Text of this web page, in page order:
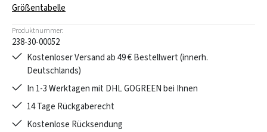
Größentabelle
Produktnummer:
238-30-00052
Kostenloser Versand ab 49 € Bestellwert (innerh.
Deutschlands)
In 1-3 Werktagen mit DHL GOGREEN bei Ihnen
14 Tage Rückgaberecht
Kostenlose Rücksendung